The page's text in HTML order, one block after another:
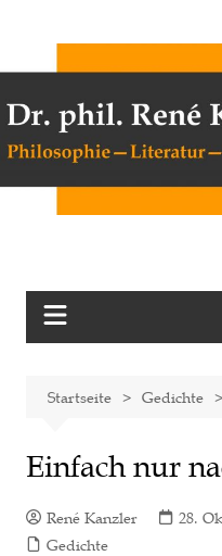
springen
Startseite Gedichte
Einfach nur
René Kanzler 28.
Gedichte